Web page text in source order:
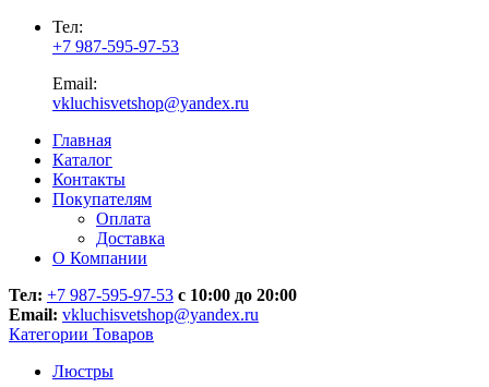
Тел:
+7 987-595-97-53
Email:
vkluchisvetshop@yandex.ru
Главная
Каталог
Контакты
Покупателям
Оплата
Доставка
О Компании
Тел: +7 987-595-97-53 с 10:00 до 20:00
Email: vkluchisvetshop@yandex.ru
Категории Товаров
Люстры